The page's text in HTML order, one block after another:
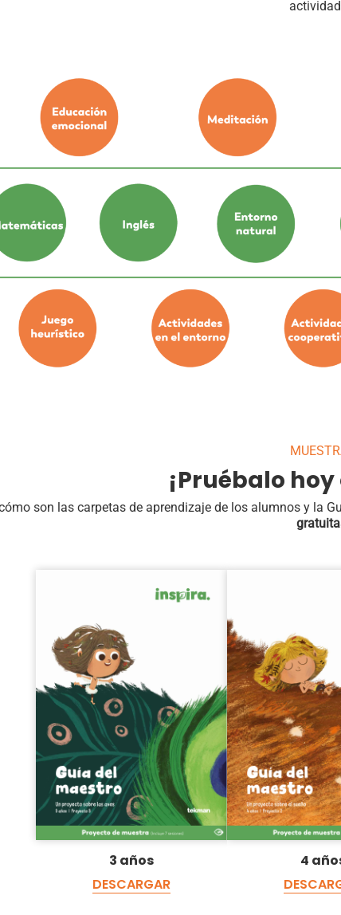
¡Pruébalo
son las carpetas de aprendizaje de los alumnos y la
3 años
DESCARGAR
4